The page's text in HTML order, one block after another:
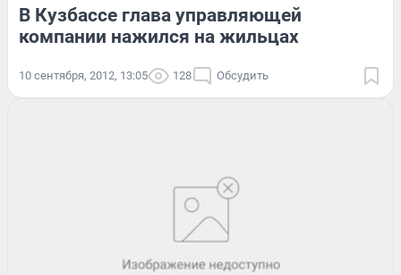
В Кузбассе глава управляющей
компании нажился на жильцах
10 сентября, 2012, 13:05 128 Обсудить